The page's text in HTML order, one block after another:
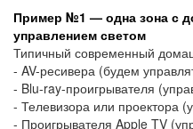
Пример №1 — одна зона с
управлением светом
Типичный современный
- AV-ресивера (будем
- Blu-ray-проигрывателя
- Телевизора или проектора
- Проигрывателя Apple TV